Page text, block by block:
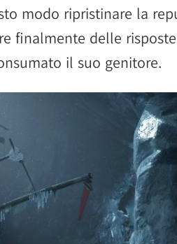
modo ripristinare la
finalmente delle
il suo genitore.